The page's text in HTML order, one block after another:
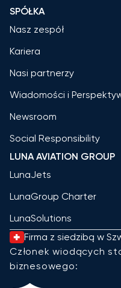
SPÓŁKA
Nasz zespół
Kariera
Nasi partnerzy
Wiadomości i
Newsroom
Social Responsibility
LUNA AVIATION GROUP
LunaJets
LunaGroup Charter
LunaSolutions
Firma z siedzibą w
Członek wiodących
biznesowego: